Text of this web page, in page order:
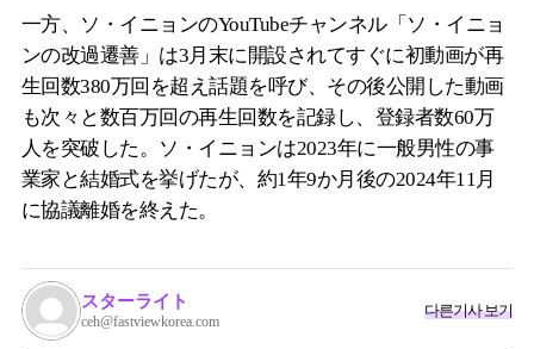
一方、ソ・イニョンのYouTubeチャンネル「ソ・イニョ
ンの改過遷善」は3月末に開設されてすぐに初動画が再
生回数380万回を超え話題を呼び、その後公開した動画
も次々と数百万回の再生回数を記録し、登録者数60万
人を突破した。ソ・イニョンは2023年に一般男性の事
業家と結婚式を挙げたが、約1年9か月後の2024年11月
に協議離婚を終えた。
スターライト
ceh@fastviewkorea.com
다른기사 보기